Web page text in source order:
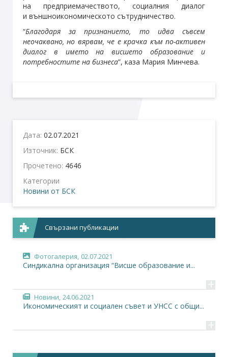
на предприемачеството, социалния диалог
и външноикономическото сътрудничество.
“Благодаря за признанието, то идва съвсем
неочаквано, но вярвам, че е крачка към по-активен
диалог в името на висшето образование и
потребностите на бизнеса”, каза Мария Минчева.
Дата: 02.07.2021
Източник: БСК
Прочетено: 4646
Категории
Новини от БСК
Свързани публикации
Фотогалерия, 02.07.2021
Синдикална организация “Висше образование и...
+
Новини, 24.06.2021
Икономическият и социален съвет и УНСС с общи...
+